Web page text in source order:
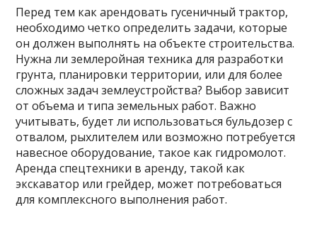
Перед тем как арендовать гусеничный трактор,
необходимо четко определить задачи, которые
он должен выполнять на объекте строительства.
Нужна ли землеройная техника для разработки
грунта, планировки территории, или для более
сложных задач землеустройства? Выбор зависит
от объема и типа земельных работ. Важно
учитывать, будет ли использоваться бульдозер с
отвалом, рыхлителем или возможно потребуется
навесное оборудование, такое как гидромолот.
Аренда спецтехники в аренду, такой как
экскаватор или грейдер, может потребоваться
для комплексного выполнения работ.